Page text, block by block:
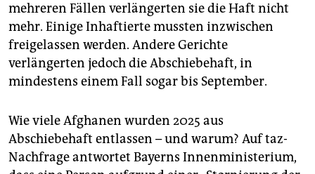
mehreren Fällen verlängerten sie die Haft nicht
mehr. Einige Inhaftierte mussten inzwischen
freigelassen werden. Andere Gerichte
verlängerten jedoch die Abschiebehaft, in
mindestens einem Fall sogar bis September.
Wie viele Afghanen wurden 2025 aus
Abschiebehaft entlassen – und warum? Auf taz-
Nachfrage antwortet Bayerns Innenministerium,